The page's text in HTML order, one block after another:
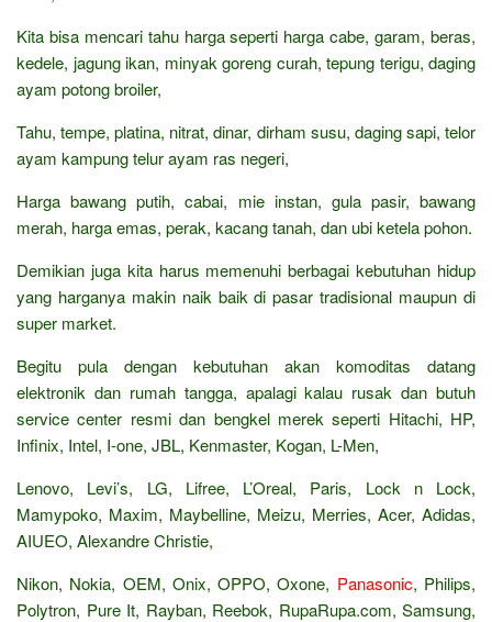
Kita bisa mencari tahu harga seperti harga cabe, garam, beras,
kedele, jagung ikan, minyak goreng curah, tepung terigu, daging
ayam potong broiler,
Tahu, tempe, platina, nitrat, dinar, dirham susu, daging sapi, telor
ayam kampung telur ayam ras negeri,
Harga bawang putih, cabai, mie instan, gula pasir, bawang
merah, harga emas, perak, kacang tanah, dan ubi ketela pohon.
Demikian juga kita harus memenuhi berbagai kebutuhan hidup
yang harganya makin naik baik di pasar tradisional maupun di
super market.
Begitu pula dengan kebutuhan akan komoditas datang
elektronik dan rumah tangga, apalagi kalau rusak dan butuh
service center resmi dan bengkel merek seperti Hitachi, HP,
Infinix, Intel, I-one, JBL, Kenmaster, Kogan, L-Men,
Lenovo, Levi’s, LG, Lifree, L’Oreal, Paris, Lock n Lock,
Mamypoko, Maxim, Maybelline, Meizu, Merries, Acer, Adidas,
AIUEO, Alexandre Christie,
Nikon, Nokia, OEM, Onix, OPPO, Oxone, Panasonic, Philips,
Polytron, Pure It, Rayban, Reebok, RupaRupa.com, Samsung,